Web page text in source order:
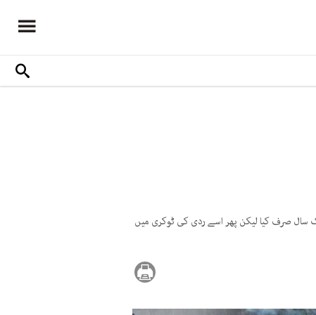
سال صرف کیا لیکن پھر اسے ردی کی ٹوکری میں